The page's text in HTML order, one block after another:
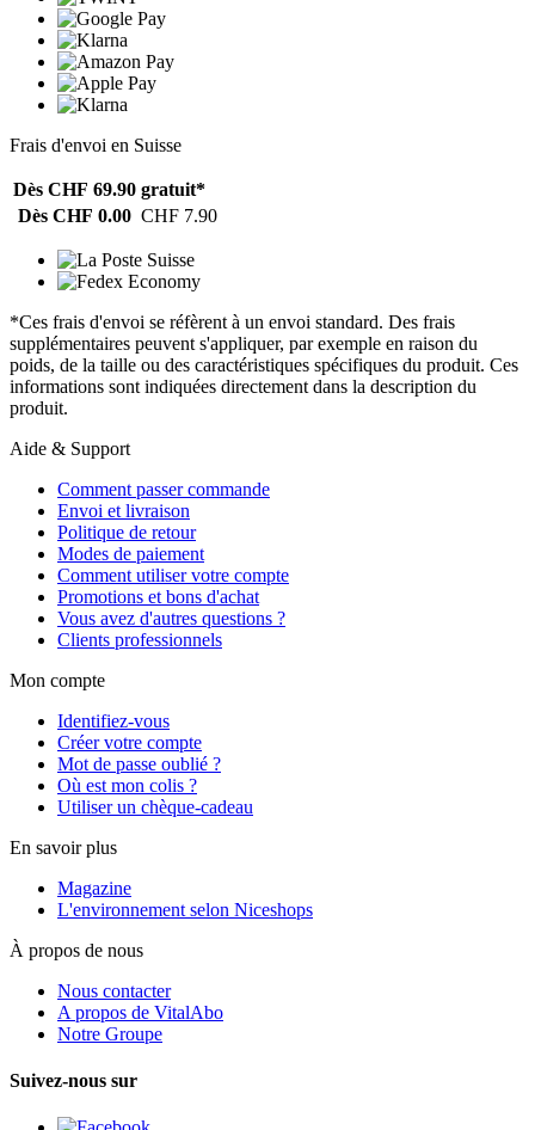
Frais d'envoi en Suisse
Dès CHF 69.90 gratuit*
Dès CHF 0.00 CHF 7.90
*Ces frais d'envoi se réfèrent à un envoi standard. Des frais
supplémentaires peuvent s'appliquer, par exemple en raison du
poids, de la taille ou des caractéristiques spécifiques du produit. Ces
informations sont indiquées directement dans la description du
produit.
Aide & Support
Comment passer commande
Envoi et livraison
Politique de retour
Modes de paiement
Comment utiliser votre compte
Promotions et bons d'achat
Vous avez d'autres questions ?
Clients professionnels
Mon compte
Identifiez-vous
Créer votre compte
Mot de passe oublié ?
Où est mon colis ?
Utiliser un chèque-cadeau
En savoir plus
Magazine
L'environnement selon Niceshops
À propos de nous
Nous contacter
A propos de VitalAbo
Notre Groupe
Suivez-nous sur